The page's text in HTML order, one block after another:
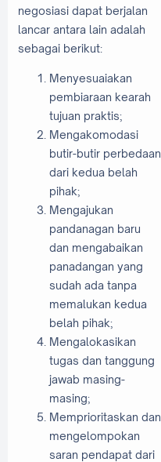
negosiasi dapat berjalan
lancar antara lain adalah
sebagai berikut:
Menyesuaiakan
pembiaraan kearah
tujuan praktis;
Mengakomodasi
butir-butir perbedaan
dari kedua belah
pihak;
Mengajukan
pandanagan baru
dan mengabaikan
panadangan yang
sudah ada tanpa
memalukan kedua
belah pihak;
Mengalokasikan
tugas dan tanggung
jawab masing-
masing;
Memprioritaskan dan
mengelompokan
saran pendapat dari